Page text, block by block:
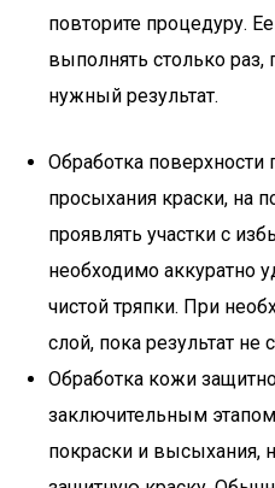
повторите процедуру.
выполнять столько раз,
нужный результат.
Обработка
просыхания краски, на
проявлять участки с
необходимо аккуратно
чистой тряпки. При
слой, пока результат не
Обработка кожи
заключительным
покраски и высыхания,